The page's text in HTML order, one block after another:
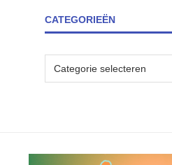
CATEGORIEËN